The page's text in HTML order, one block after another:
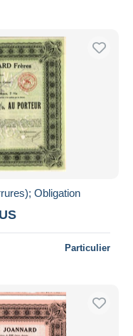
Obligation
Particulier